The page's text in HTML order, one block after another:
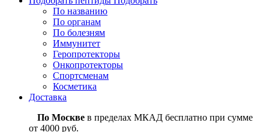
По названию
По органам
По болезням
Иммунитет
Геропротекторы
Онкопротекторы
Спортсменам
Косметика
Доставка
По Москве в пределах МКАД бесплатно при сумме
от 4000 руб.